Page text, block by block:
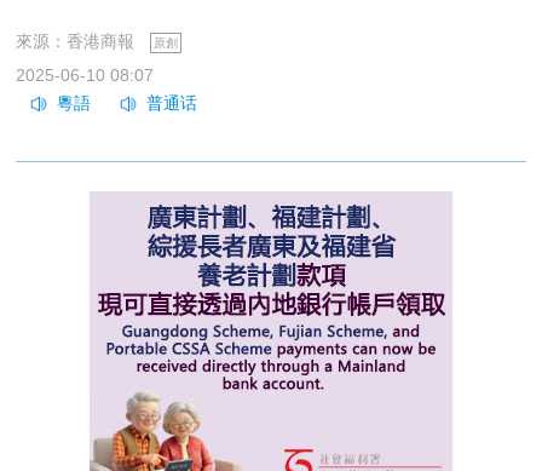
來源：香港商報 原創
2025-06-10 08:07